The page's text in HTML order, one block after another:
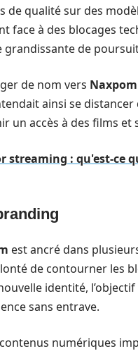
qualité sur des
face à des blocages
grandissante de
de nom vers Naxpom
ainsi se distancer
un accès à des films et
streaming : qu'est-ce
est ancré dans
de contourner les
identité,
sans entrave.
numériques